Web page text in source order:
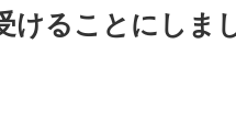
けることにしま